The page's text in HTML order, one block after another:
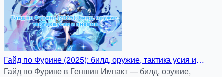
Гайд по Фурине (2025): билд, оружие, тактика усия и
пневма
Гайд по Фурине в Геншин Импакт — билд, оружие,